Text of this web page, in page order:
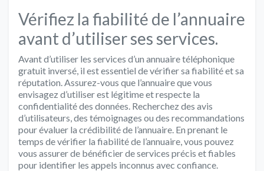
Vérifiez la fiabilité de l’annuaire
avant d’utiliser ses services.
Avant d’utiliser les services d’un annuaire téléphonique
gratuit inversé, il est essentiel de vérifier sa fiabilité et sa
réputation. Assurez-vous que l’annuaire que vous
envisagez d’utiliser est légitime et respecte la
confidentialité des données. Recherchez des avis
d’utilisateurs, des témoignages ou des recommandations
pour évaluer la crédibilité de l’annuaire. En prenant le
temps de vérifier la fiabilité de l’annuaire, vous pouvez
vous assurer de bénéficier de services précis et fiables
pour identifier les appels inconnus avec confiance.